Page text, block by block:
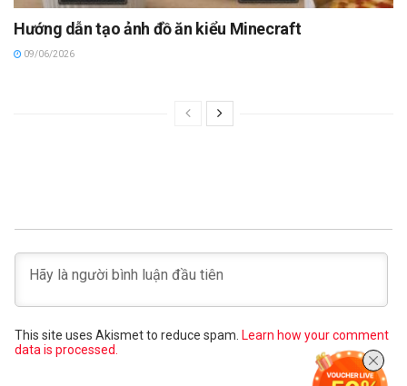
Hướng dẫn tạo ảnh đồ ăn kiểu Minecraft
09/06/2026
This site uses Akismet to reduce spam. Learn how your comment
data is processed.